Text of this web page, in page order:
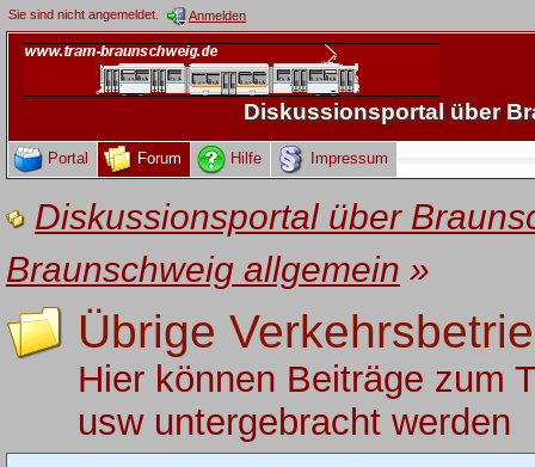
Sie sind nicht angemeldet. Anmelden
Diskussionsportal über
Portal Forum Hilfe Impressum
Diskussionsportal über
Braunschweig allgemein »
Übrige
Hier können Beiträge zum
usw untergebracht werden